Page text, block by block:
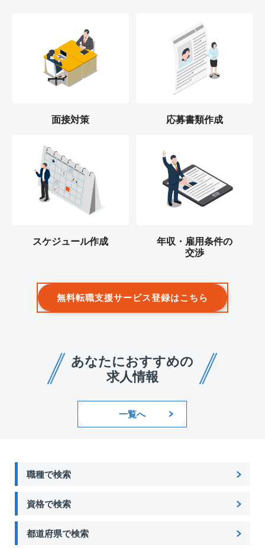
面接対策 応募書類作成
スケジュール作成
年収・雇用条件の
交渉
無料転職支援サービス登録はこちら
あなたにおすすめの
求人情報
一覧へ
職種で検索
資格で検索
都道府県で検索